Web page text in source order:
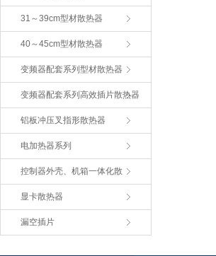
31～39cm型材散热器
40～45cm型材散热器
变频器配套系列型材散热器
变频器配套系列高效插片散热器
铝板冲压叉指形散热器
电加热器系列
控制器外壳、机箱一体化散
显卡散热器
漏空插片